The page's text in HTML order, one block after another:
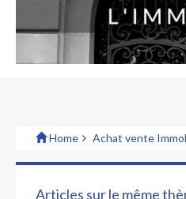
Home Achat vente
Articles sur le même